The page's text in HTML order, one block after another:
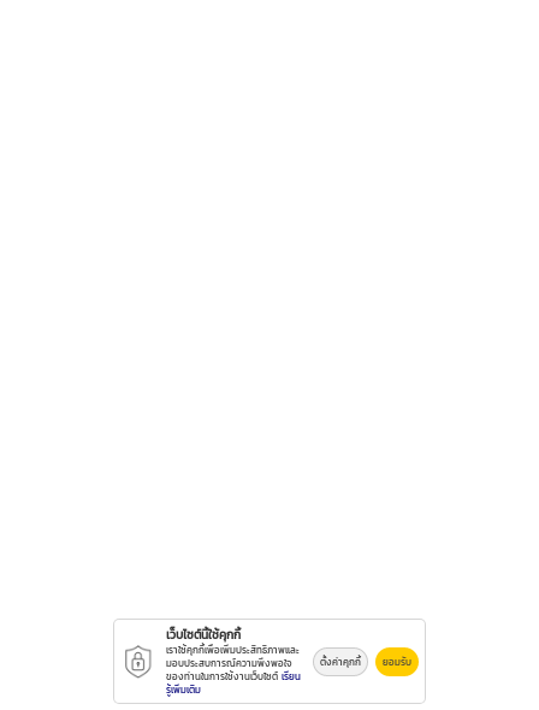
เว็บไซต์นี้ใช้คุกกี้
เราใช้คุกกี้เพื่อเพิ่มประสิทธิภาพและ
มอบประสบการณ์ความพึงพอใจ
ของท่านในการใช้งานเว็บไซต์ เรียน
รู้เพิ่มเติม
ตั้งค่าคุกกี้ ยอมรับ